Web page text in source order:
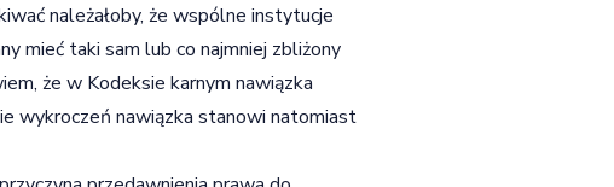
należałoby, że wspólne instytucje
mieć taki sam lub co najmniej zbliżony
że w Kodeksie karnym nawiązka
wykroczeń nawiązka stanowi natomiast